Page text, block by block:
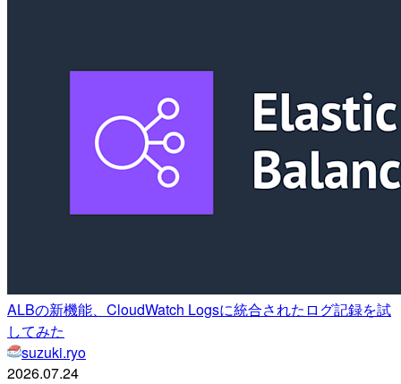
ALBの新機能、CloudWatch Logsに統合されたログ記録を試
してみた
suzuki.ryo
2026.07.24